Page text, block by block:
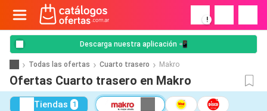
!
Descarga nuestra aplicación 📲
Todas las ofertas Cuarto trasero Makro
Ofertas Cuarto trasero en Makro
Tiendas 1